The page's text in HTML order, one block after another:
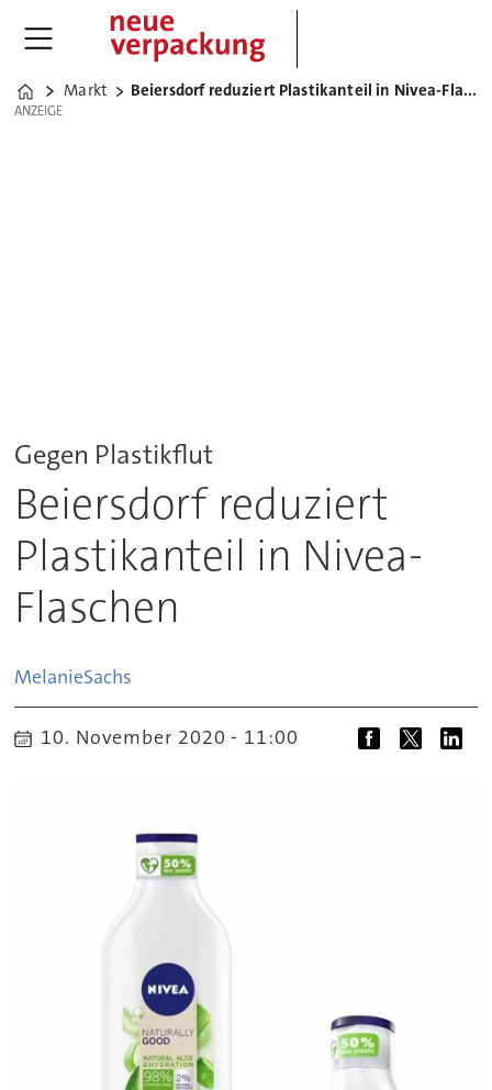
Home
Markt Beiersdorf reduziert Plastikanteil in Nivea-Flaschen
ANZEIGE
ANZEIGE
Gegen Plastikflut
Beiersdorf reduziert
Plastikanteil in Nivea-
Flaschen
MelanieSachs
10. November 2020 - 11:00